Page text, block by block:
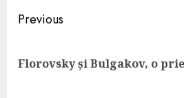
Continue
Previous
Florovsky și Bulgakov, o